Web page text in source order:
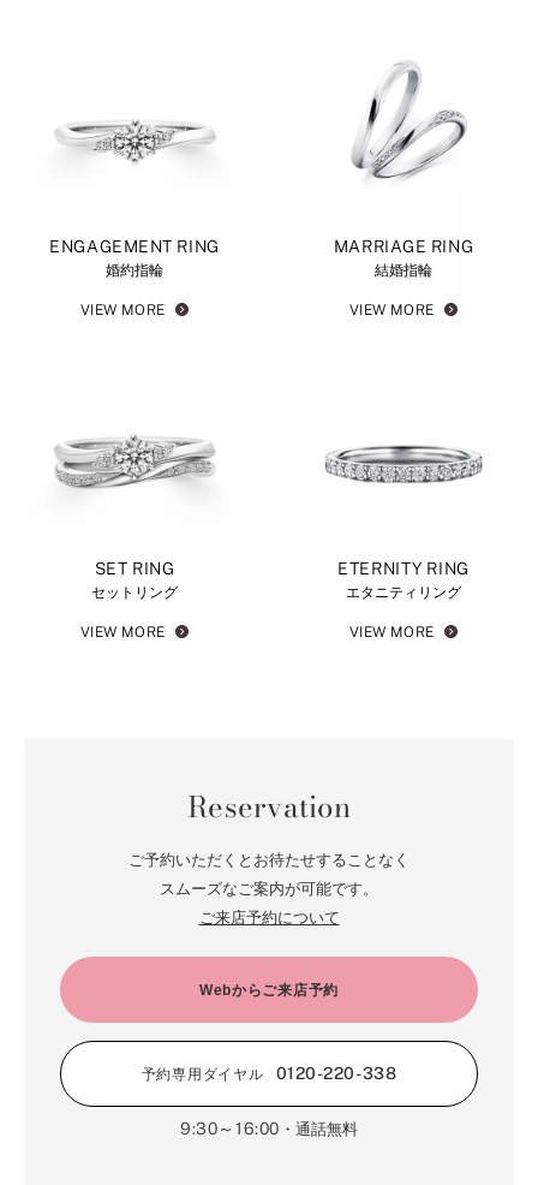
ENGAGEMENT RING
婚約指輪
VIEW MORE
MARRIAGE RING
結婚指輪
VIEW MORE
SET RING
セットリング
VIEW MORE
ETERNITY RING
エタニティリング
VIEW MORE
Reservation
ご予約いただくとお待たせすることなく
スムーズなご案内が可能です。
ご来店予約について
Webからご来店予約
予約専用ダイヤル 0120-220-338
9:30～16:00 ・通話無料